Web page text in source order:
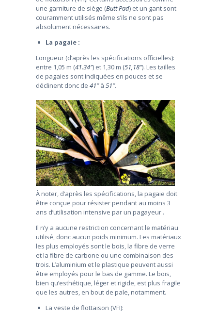
une garniture de siège (Butt Pad) et un gant sont
couramment utilisés même s’ils ne sont pas
absolument nécessaires.
La pagaie :
Longueur (d’après les spécifications officielles):
entre 1,05 m (41.34″) et 1,30 m (51,18″). Les tailles
de pagaies sont indiquées en pouces et se
déclinent donc de 41″à 51″.
À noter, d’après les spécifications, la pagaie doit
être conçue pour résister pendant au moins 3
ans d’utilisation intensive par un pagayeur .
Il n’y a aucune restriction concernant le matériau
utilisé, donc aucun poids minimum. Les matériaux
les plus employés sont le bois, la fibre de verre
et la fibre de carbone ou une combinaison des
trois. L’aluminium et le plastique peuvent aussi
être employés pour le bas de gamme. Le bois,
bien qu’esthétique, léger et rigide, est plus fragile
que les autres, en bout de pale, notamment.
La veste de flottaison (VFI):